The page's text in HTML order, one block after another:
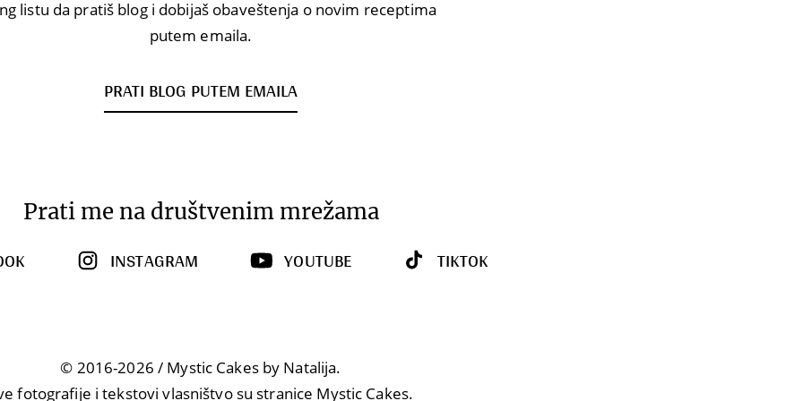
listu da pratiš blog i dobijaš obaveštenja o novim receptima
putem emaila.
PRATI BLOG PUTEM EMAILA
Prati me na društvenim mrežama
INSTAGRAM YOUTUBE TIKTOK
© 2016-2026 / Mystic Cakes by Natalija.
fotografije i tekstovi vlasništvo su stranice Mystic Cakes.